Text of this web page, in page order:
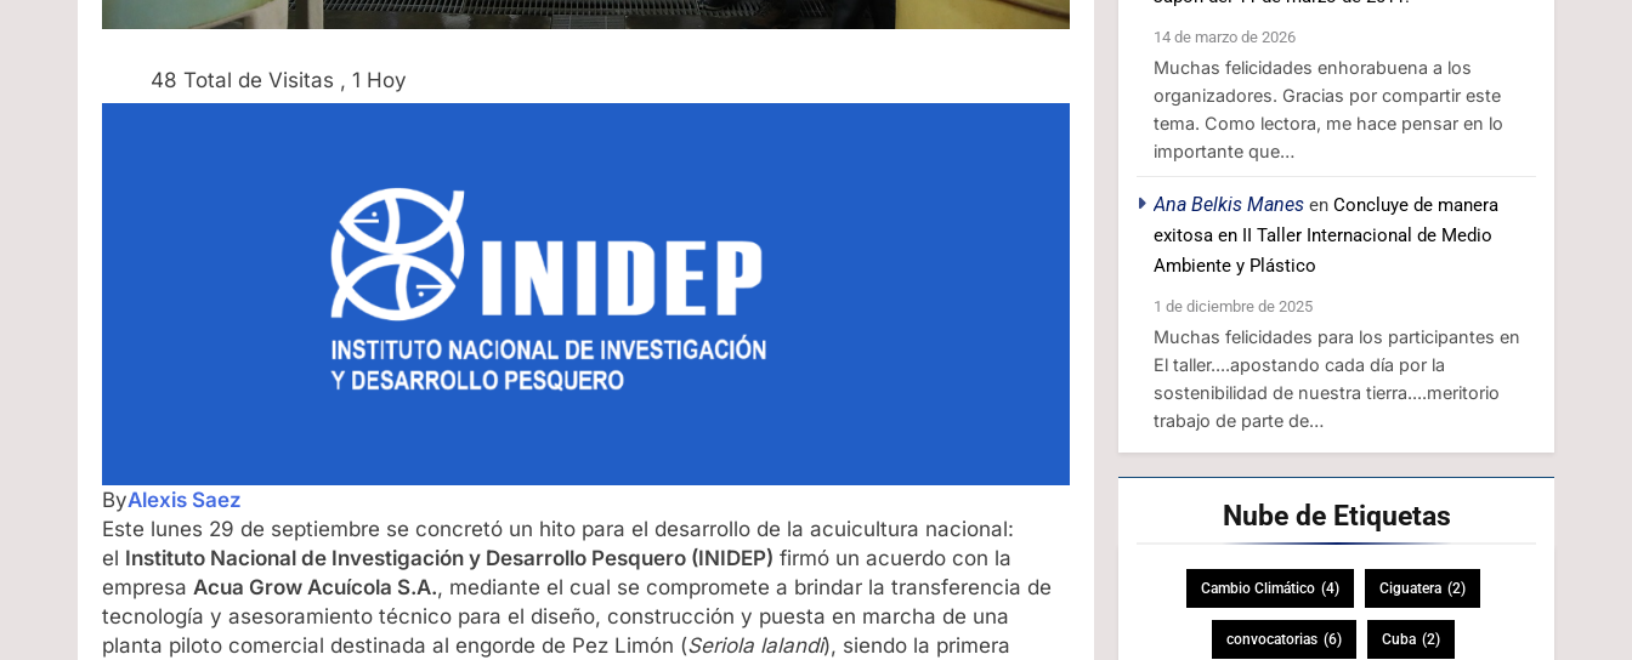
48 Total de Visitas , 1 Hoy
ByAlexis Saez
Este lunes 29 de septiembre se concretó un hito para el desarrollo de la acuicultura nacional:
el Instituto Nacional de Investigación y Desarrollo Pesquero (INIDEP) firmó un acuerdo con la
empresa Acua Grow Acuícola S.A., mediante el cual se compromete a brindar la transferencia de
tecnología y asesoramiento técnico para el diseño, construcción y puesta en marcha de una
planta piloto comercial destinada al engorde de Pez Limón (Seriola lalandi), siendo la primera
14 de marzo de 2026
Muchas felicidades enhorabuena a los
organizadores. Gracias por compartir este
tema. Como lectora, me hace pensar en lo
importante que…
Ana Belkis Manes enConcluye de manera
exitosa en II Taller Internacional de Medio
Ambiente y Plástico
1 de diciembre de 2025
Muchas felicidades para los participantes en
El taller....apostando cada día por la
sostenibilidad de nuestra tierra....meritorio
trabajo de parte de…
Nube de Etiquetas
Cambio Climático (4) Ciguatera (2)
convocatorias (6) Cuba (2)